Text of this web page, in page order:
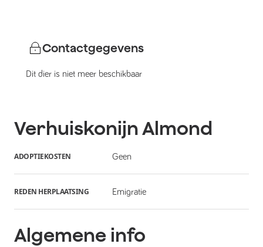
Contactgegevens
Dit dier is niet meer beschikbaar
VerhuiskonijnAlmond
ADOPTIEKOSTEN Geen
REDEN HERPLAATSING Emigratie
Algemene info